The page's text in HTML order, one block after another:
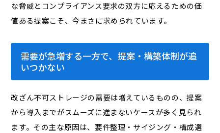
な脅威とコンプライアンス要求の双方に応えるための価
値ある提案こそ、今まさに求められています。
需要が急増する一方で、提案・構築体制が追
いつかない
改ざん不可ストレージの需要は増えているものの、提案
から導入までがスムーズに進まないケースが多く見られ
ます。その主な原因は、要件整理・サイジング・構成選